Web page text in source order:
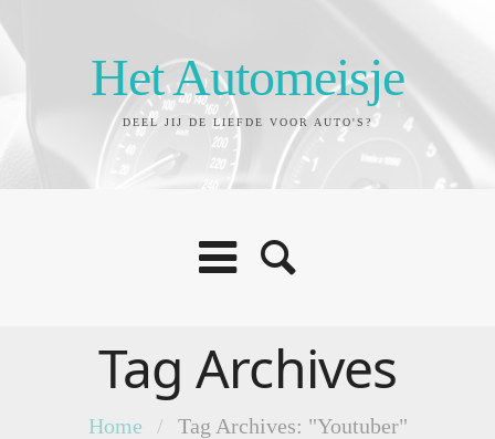
Het Automeisje
DEEL JIJ DE LIEFDE VOOR AUTO'S?
Tag Archives
Home / Tag Archives: "Youtuber"